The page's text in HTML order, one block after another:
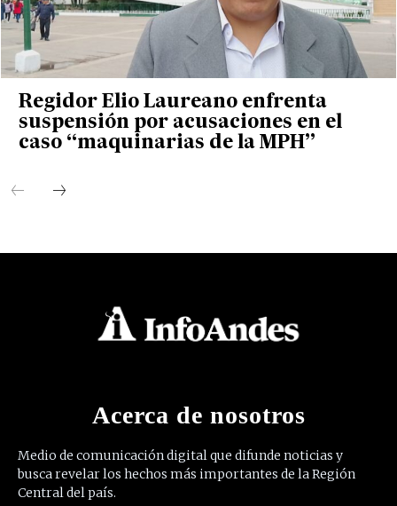
Regidor Elio Laureano enfrenta
suspensión por acusaciones en el
caso “maquinarias de la MPH”
Acerca de nosotros
Medio de comunicación digital que difunde noticias y
busca revelar los hechos más importantes de la Región
Central del país.